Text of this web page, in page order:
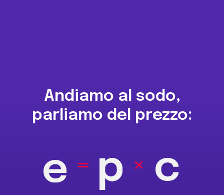
Andiamo al sodo,
parliamo del prezzo: